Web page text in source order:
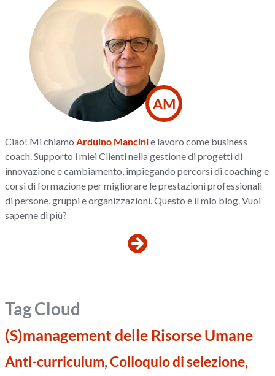
AM
Ciao! Mi chiamo Arduino Mancinie lavoro come business
coach. Supporto i miei Clienti nella gestione di progetti di
innovazione e cambiamento, impiegando percorsi di coaching e
corsi di formazione per migliorare le prestazioni professionali
di persone, gruppi e organizzazioni. Questo è il mio blog. Vuoi
saperne di più?
Tag Cloud
(S)management delle Risorse Umane
Anti-curriculum, Colloquio di selezione,